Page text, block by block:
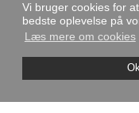
Vi bruger cookies for
bedste oplevelse på
Læs mere om cookies